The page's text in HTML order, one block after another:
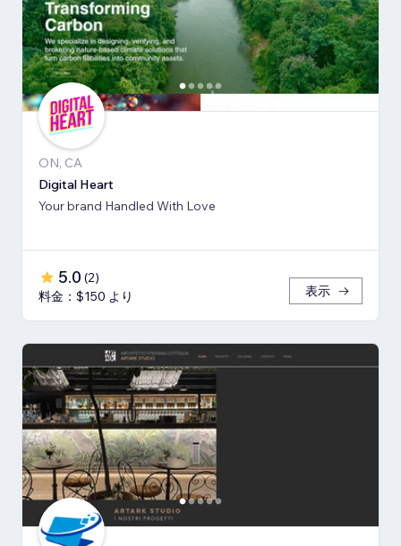
ON, CA
Digital Heart
Your brand Handled With Love
5.0 (2)
料金：$150 より
表示